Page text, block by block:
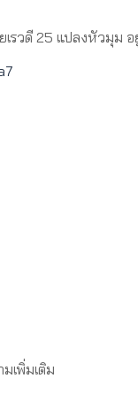
รวดี 25 แปลงหัวมุม
เพิ่มเติม